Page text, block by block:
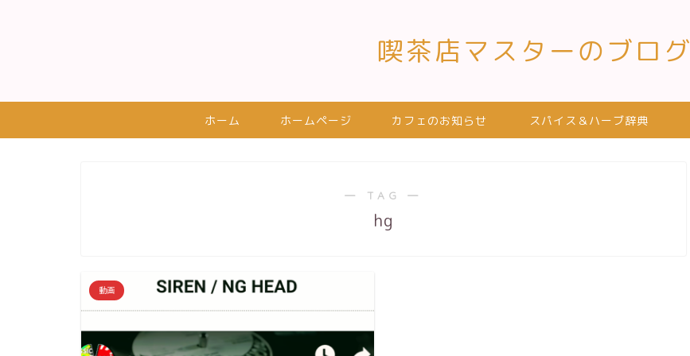
喫茶店マスターのブログ
ホーム ホームページ カフェのお知らせ スパイス＆ハーブ辞典
― TAG ―
hg
動画